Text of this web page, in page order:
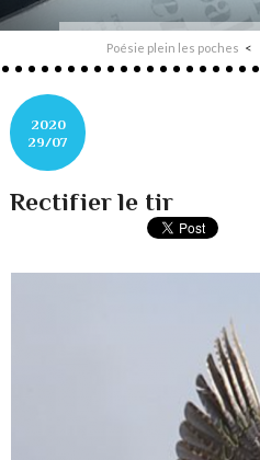
Poésie plein les poches
2020
29/07
Rectifier le tir